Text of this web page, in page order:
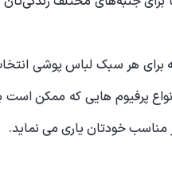
هر سبک لباس‌ پوشی
پرفیوم هایی که
مناسب خودتان یاری می نماید.